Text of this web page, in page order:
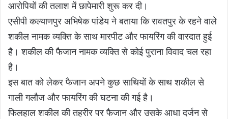
आरोपियों की तलाश में छापेमारी शुरू कर दी।
एसीपी कल्याणपुर अभिषेक पांडेय ने बताया कि रावतपुर के रहने वाले
शकील नामक व्यक्ति के साथ मारपीट और फायरिंग की वारदात हुई
है। शकील की फैजान नामक व्यक्ति से कोई पुराना विवाद चल रहा
है।
इस बात को लेकर फैजान अपने कुछ साथियों के साथ शकील से
गाली गलौज और फायरिंग की घटना की गई है।
फिलहाल शकील की तहरीर पर फैजान और उसके आधा दर्जन से